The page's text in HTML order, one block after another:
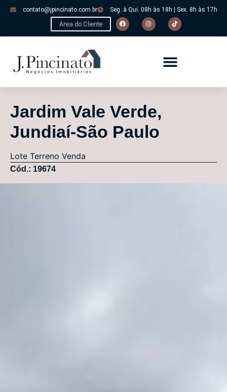
contato@jpincinato.com.br Seg. à Qui. 08h às 18h | Sex. 8h às 17h
Área do Cliente
Jardim Vale Verde,
Jundiaí-São Paulo
Lote Terreno Venda
Cód.: 19674